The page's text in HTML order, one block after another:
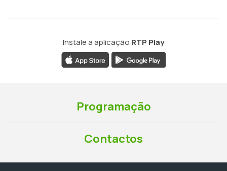
Instale a aplicação RTP Play
Programação
Contactos